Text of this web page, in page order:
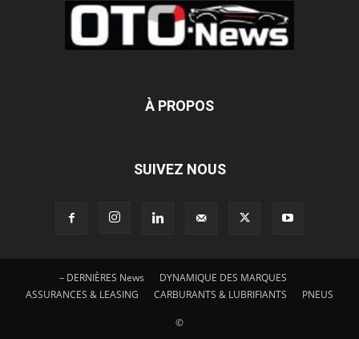
À PROPOS
SUIVEZ NOUS
– DERNIÈRES News
DYNAMIQUE DES MARQUES
ASSURANCES & LEASING
CARBURANTS & LUBRIFIANTS PNEUS
©